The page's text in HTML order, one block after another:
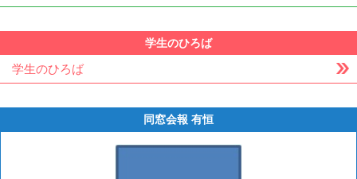
学生のひろば
学生のひろば
同窓会報 有恒